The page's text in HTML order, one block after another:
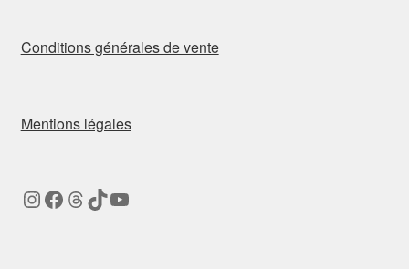
Conditions générales de vente
Mentions légales
Instagram
Facebook
Threads
TikTok
YouTube